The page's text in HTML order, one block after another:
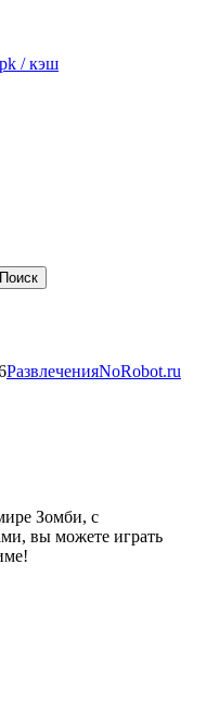
/ кэш
РазвлеченияNoRobot.ru
Зомби, с
вы можете играть